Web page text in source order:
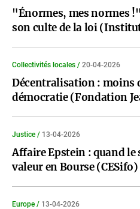
"Énormes, mes normes
son culte de la loi
Collectivités locales / 20-04-2026
Décentralisation : moins
démocratie (Fondation
Justice / 13-04-2026
Affaire Epstein : quand le
valeur en Bourse (CESifo)
Europe / 13-04-2026